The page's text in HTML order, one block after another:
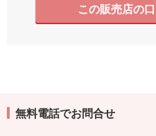
この販売店の
無料電話でお問合せ